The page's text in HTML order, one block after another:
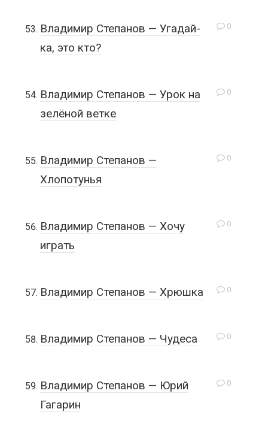
0
Владимир Степанов — Угадай-
ка, это кто?
0
Владимир Степанов — Урок на
зелёной ветке
0
Владимир Степанов —
Хлопотунья
0
Владимир Степанов — Хочу
играть
0
Владимир Степанов — Хрюшка
0
Владимир Степанов — Чудеса
0
Владимир Степанов — Юрий
Гагарин